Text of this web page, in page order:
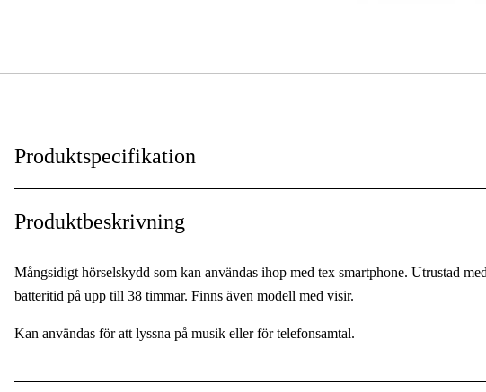
Produktspecifikation
SNR-värde:
Global Garanti:
Garanti:
Produktbeskrivning
Mångsidigt hörselskydd som kan användas ihop med tex smartphone. Utrustad
batteritid på upp till 38 timmar. Finns även modell med visir.
Kan användas för att lyssna på musik eller för telefonsamtal.